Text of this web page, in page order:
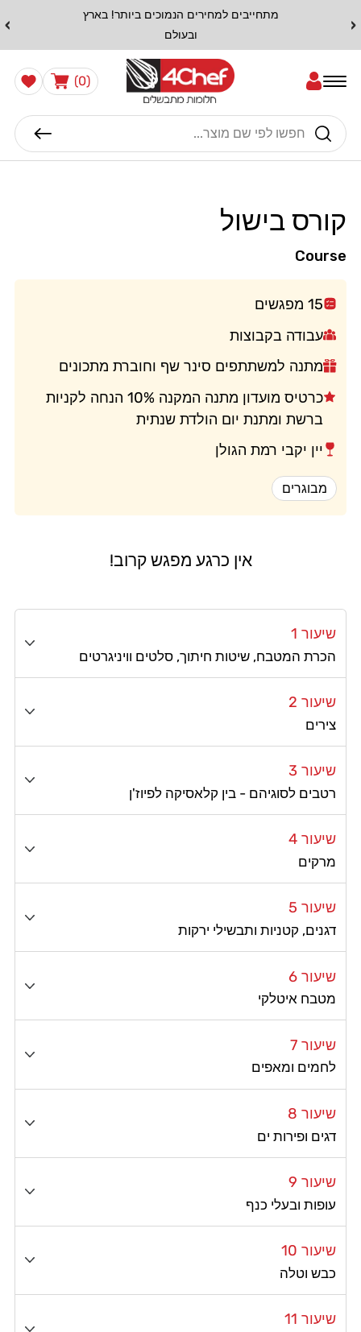
‹
מתחייבים למחירים הנמוכים ביותר! בארץ
ובעולם
›
חיפוש
עֲגָלָה(0)
0
פריטים
הרשימה
שלי
קורס בישול
Course
15 מפגשים
עבודה בקבוצות
מתנה למשתתפים סינר שף וחוברת מתכונים
כרטיס מועדון מתנה המקנה 10% הנחה לקניות
ברשת ומתנת יום הולדת שנתית
יין יקבי רמת הגולן
מבוגרים
אין כרגע מפגש קרוב!
שיעור 1
הכרת המטבח, שיטות חיתוך, סלטים וויניגרטים
שיעור 2
צירים
שיעור 3
רטבים לסוגיהם - בין קלאסיקה לפיוז'ן
שיעור 4
מרקים
שיעור 5
דגנים, קטניות ותבשילי ירקות
שיעור 6
מטבח איטלקי
שיעור 7
לחמים ומאפים
שיעור 8
דגים ופירות ים
שיעור 9
עופות ובעלי כנף
שיעור 10
כבש וטלה
שיעור 11